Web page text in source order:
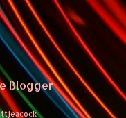
Blogger